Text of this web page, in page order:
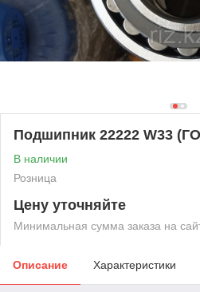
Подшипник 22222 W33
В наличии
Розница
Цену уточняйте
Минимальная сумма заказа на
Описание Характеристики